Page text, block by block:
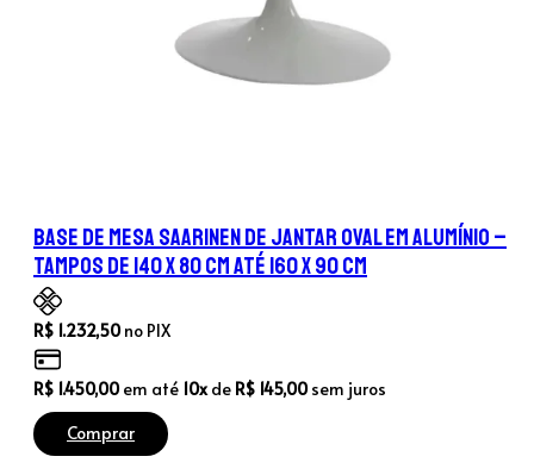
Base de Mesa Saarinen de Jantar Oval em Alumínio –
Tampos de 140 x 80 cm até 160 x 90 cm
R$ 1.232,50no PIX
R$ 1.450,00em até 10x de R$ 145,00sem juros
Comprar